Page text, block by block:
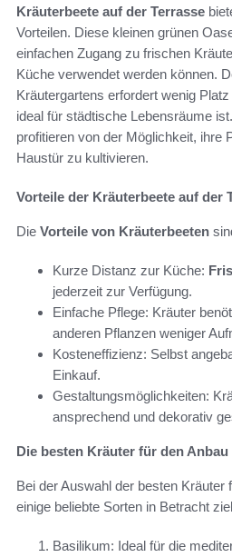
Kräuterbeete auf der Terrasse
Vorteilen. Diese kleinen grünen
einfachen Zugang zu frischen
Küche verwendet werden können.
Kräutergartens erfordert wenig
ideal für städtische Lebensräume
profitieren von der Möglichkeit, ihre
Haustür zu kultivieren.
Vorteile der Kräuterbeete auf der
Die Vorteile von Kräuterbeeten
Kurze Distanz zur Küche:
jederzeit zur Verfügung.
Einfache Pflege: Kräuter
anderen Pflanzen weniger
Kosteneffizienz: Selbst
Einkauf.
Gestaltungsmöglichkeiten:
ansprechend und dekorativ
Die besten Kräuter für den Anbau
Bei der Auswahl der besten Kräuter
einige beliebte Sorten in Betracht
Basilikum: Ideal für die